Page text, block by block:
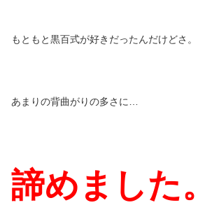
もともと黒百式が好きだったんだけどさ。
あまりの背曲がりの多さに…
諦めました。